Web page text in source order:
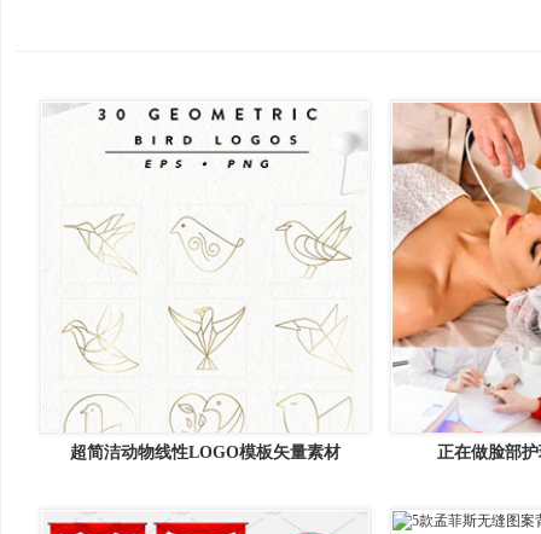
超简洁动物线性LOGO模板矢量素材 正在做脸部